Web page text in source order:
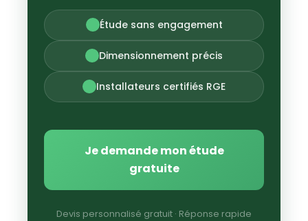
Étude sans engagement
Dimensionnement précis
Installateurs certifiés RGE
Je demande mon étude
gratuite
Devis personnalisé gratuit · Réponse rapide